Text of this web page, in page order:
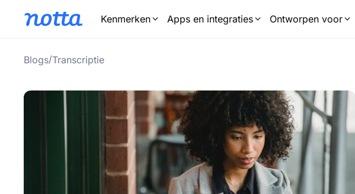
Kenmerken Apps en integraties Ontworpen voor
Blogs/Transcriptie